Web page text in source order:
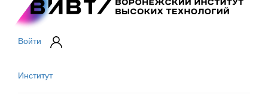
Войти
Институт